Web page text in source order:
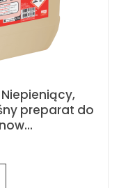
Niepieniący,
preparat do